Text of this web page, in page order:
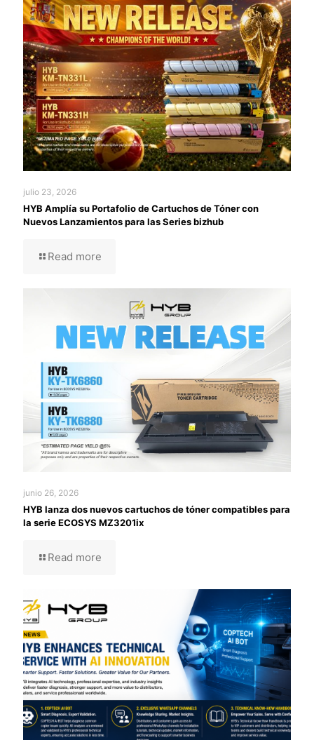
julio 23, 2026
HYB Amplía su Portafolio de Cartuchos de Tóner con
Nuevos Lanzamientos para las Series bizhub
Read more
junio 26, 2026
HYB lanza dos nuevos cartuchos de tóner compatibles para
la serie ECOSYS MZ3201ix
Read more